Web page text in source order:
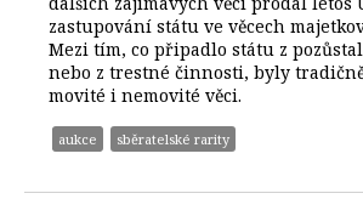
zastupování státu ve věcech
Mezi tím, co připadlo státu z
nebo z trestné činnosti, byly
movité i nemovité věci.
aukce sběratelské rarity